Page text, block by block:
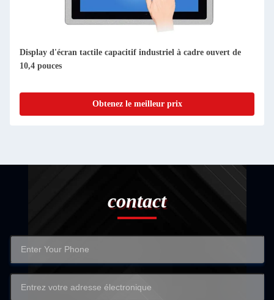
Display d'écran tactile capacitif industriel à cadre ouvert de
10,4 pouces
Obtenez le meilleur prix
contact